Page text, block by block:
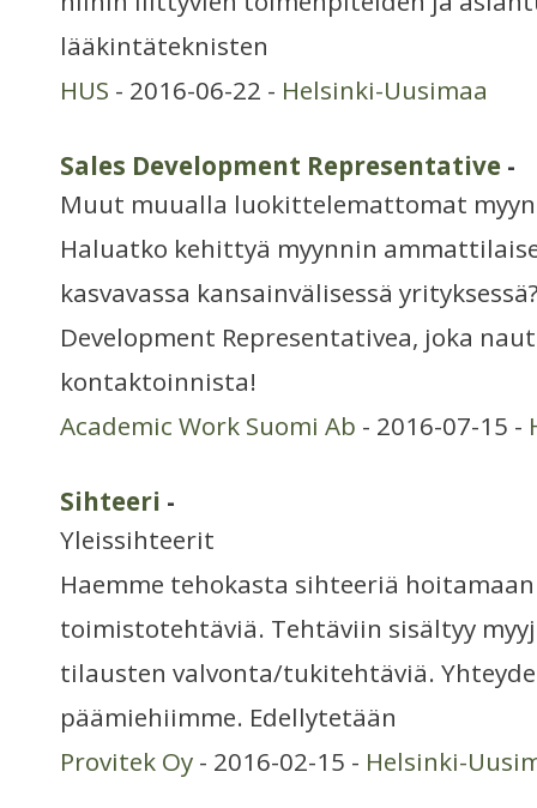
lääkintäteknisten
HUS - 2016-06-22 - Helsinki-Uusimaa
Sales Development Representative -
Muut muualla luokittelemattomat
Haluatko kehittyä myynnin
kasvavassa kansainvälisessä
Development Representativea, joka
kontaktoinnista!
Academic Work Suomi Ab - 2016-07-15 -
Sihteeri -
Yleissihteerit
Haemme tehokasta sihteeriä
toimistotehtäviä. Tehtäviin sisältyy
tilausten valvonta/tukitehtäviä.
päämiehiimme. Edellytetään
Provitek Oy - 2016-02-15 - Helsinki-